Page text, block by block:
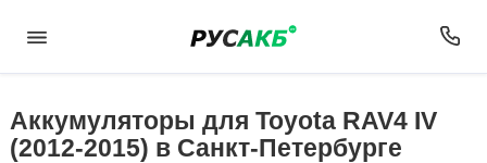
Аккумуляторы для Toyota RAV4 IV
(2012-2015) в Санкт-Петербурге